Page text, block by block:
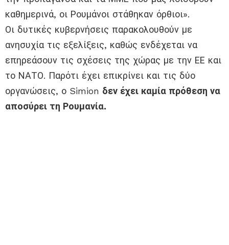
καθημερινά, οι Ρουμάνοι στάθηκαν όρθιοι».
Οι δυτικές κυβερνήσεις παρακολουθούν με
ανησυχία τις εξελίξεις, καθώς ενδέχεται να
επηρεάσουν τις σχέσεις της χώρας με την ΕΕ και
το ΝΑΤΟ. Παρότι έχει επικρίνει και τις δύο
οργανώσεις, ο Simion δεν έχει καμία πρόθεση να
αποσύρει τη Ρουμανία.